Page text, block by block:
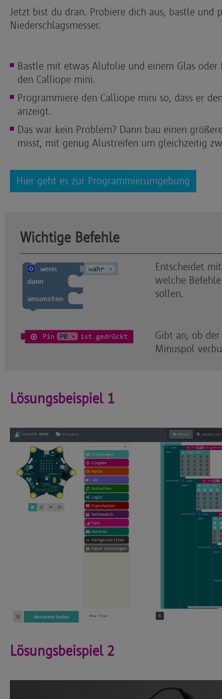
Jetzt bist du dran. Probiere dich aus, bastle und
Niederschlagsmesser.
Bastle mit etwas Alufolie und einem Glas oder
den Calliope mini.
Programmiere den Calliope mini so, dass er
anzeigt.
Das war kein Problem? Dann bau einen
misst, mit genug Alustreifen um gleichzeitig
Hier geht es zur Programmierumgebung
Wichtige Befehle
Entscheidet
welche
sollen.
Gibt an, ob
Minuspol
Lösungsbeispiel 1
Lösungsbeispiel 2